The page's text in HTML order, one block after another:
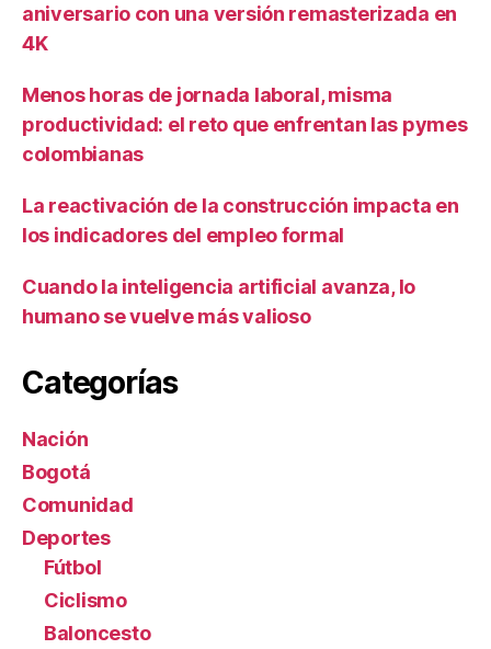
aniversario con una versión remasterizada en
4K
Menos horas de jornada laboral, misma
productividad: el reto que enfrentan las pymes
colombianas
La reactivación de la construcción impacta en
los indicadores del empleo formal
Cuando la inteligencia artificial avanza, lo
humano se vuelve más valioso
Categorías
Nación
Bogotá
Comunidad
Deportes
Fútbol
Ciclismo
Baloncesto